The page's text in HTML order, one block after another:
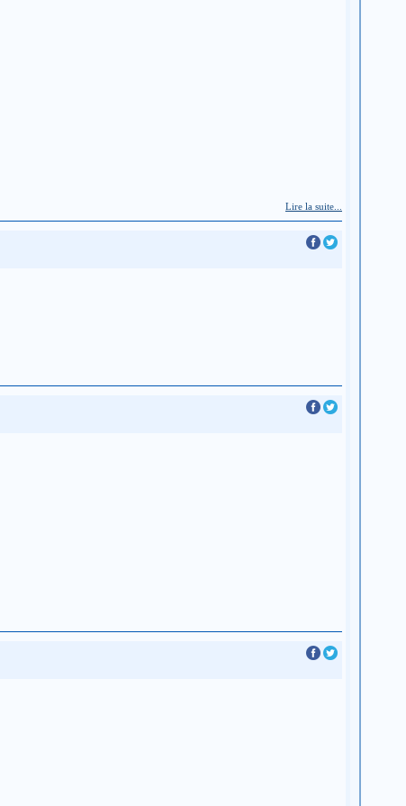
Lire la suite...